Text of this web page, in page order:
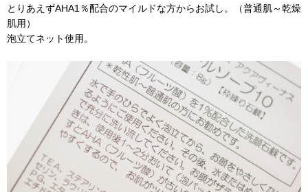
とりあえずAHA1％配合のマイルドな方からお試し。（普通肌～乾燥
肌用）
泡立てネット使用。